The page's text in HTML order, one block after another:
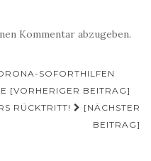
Kommentar abzugeben.
SOFORTHILFEN
[VORHERIGER BEITRAG]
RÜCKTRITT!
[NÄCHSTER
BEITRAG]